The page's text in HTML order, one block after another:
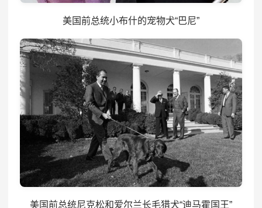
美国前总统小布什的宠物犬“巴尼”
美国前总统尼克松和爱尔兰长毛猎犬“迪马霍国王”